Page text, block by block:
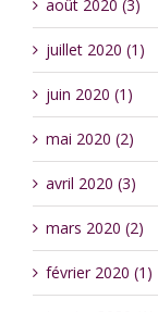
août 2020 (3)
juillet 2020 (1)
juin 2020 (1)
mai 2020 (2)
avril 2020 (3)
mars 2020 (2)
février 2020 (1)